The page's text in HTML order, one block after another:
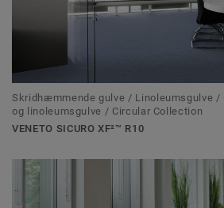
Skridhæmmende gulve / Linoleumsgulve /
og linoleumsgulve / Circular Collection
VENETO SICURO XF²™ R10